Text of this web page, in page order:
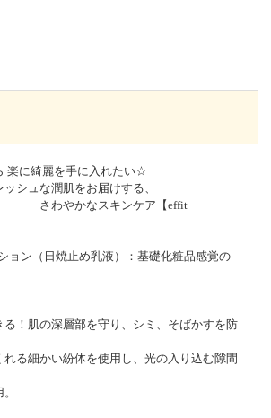
楽に綺麗を手に入れたい☆
な潤肌をお届けする、
スキンケア【effit
ョン（日焼止め乳液）：基礎化粧品感覚の
る！肌の深層部を守り、シミ、そばかすを防
れる細かい紛体を使用し、光の入り込む隙間